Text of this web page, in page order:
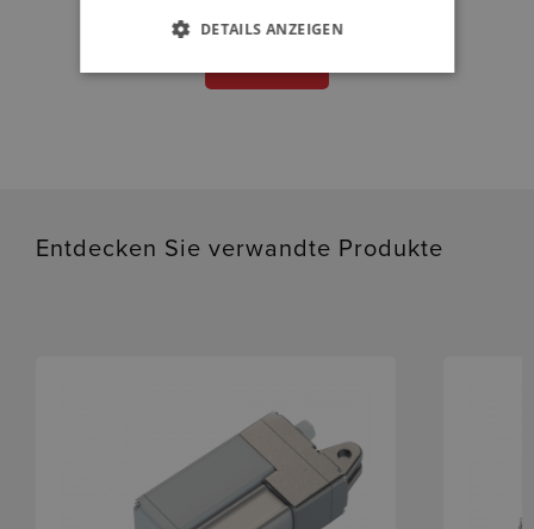
Entdecken Sie verwandte Produkte
DETAILS ANZEIGEN